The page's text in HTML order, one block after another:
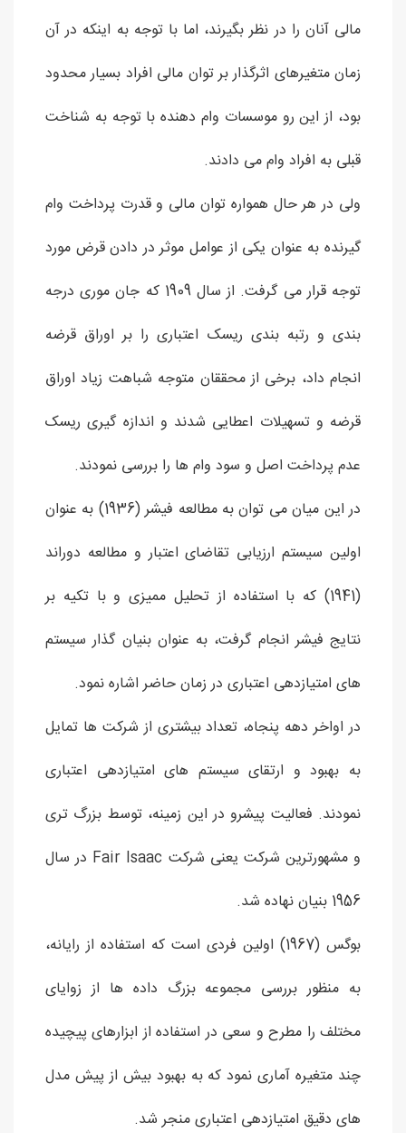
مالی آنان را در نظر بگیرند، اما با توجه به اینکه در آن
زمان متغیرهای اثرگذار بر توان مالی افراد بسیار محدود
بود، از این رو موسسات وام دهنده با توجه به شناخت
قبلی به افراد وام می دادند.
ولی در هر حال همواره توان مالی و قدرت پرداخت وام
گیرنده به عنوان یکی از عوامل موثر در دادن قرض مورد
توجه قرار می گرفت. از سال 1909 که جان موری درجه
بندی و رتبه بندی ریسک اعتباری را بر اوراق قرضه
انجام داد، برخی از محققان متوجه شباهت زیاد اوراق
قرضه و تسهیلات اعطایی شدند و اندازه گیری ریسک
عدم پرداخت اصل و سود وام ها را بررسی نمودند.
در این میان می توان به مطالعه فیشر (1936) به عنوان
اولین سیستم ارزیابی تقاضای اعتبار و مطالعه دوراند
(1941) که با استفاده از تحلیل ممیزی و با تکیه بر
نتایج فیشر انجام گرفت، به عنوان بنیان گذار سیستم
های امتیازدهی اعتباری در زمان حاضر اشاره نمود.
در اواخر دهه پنجاه، تعداد بیشتری از شرکت ها تمایل
به بهبود و ارتقای سیستم های امتیازدهی اعتباری
نمودند. فعالیت پیشرو در این زمینه، توسط بزرگ تری
و مشهورترین شرکت یعنی شرکت Fair Isaac در سال
1956 بنیان نهاده شد.
بوگس (1967) اولین فردی است که استفاده از رایانه،
به منظور بررسی مجموعه بزرگ داده ها از زوایای
مختلف را مطرح و سعی در استفاده از ابزارهای پیچیده
چند متغیره آماری نمود که به بهبود بیش از پیش مدل
های دقیق امتیازدهی اعتباری منجر شد.